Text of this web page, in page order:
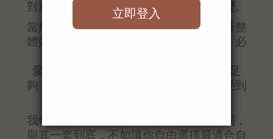
對適合你的那一瓶，就能看到肌膚的改變。
當然，不同產品之間可以搭配使用，提升整
體效果，但這應該是一種「加分」而非「必
愛美香的產品配方都是真材實料、濃度足
夠，就算只選一瓶，也能安心、明顯感受到
我們相信每個人的肌膚狀態與需求都不同，
與其一套到底，不如讓你自由選擇最適合自